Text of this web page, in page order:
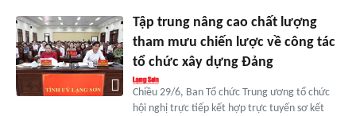
Tập trung nâng cao chất lượng
tham mưu chiến lược về công tác
tổ chức xây dựng Đảng
Chiều 29/6, Ban Tổ chức Trung ương tổ chức
hội nghị trực tiếp kết hợp trực tuyến sơ kết